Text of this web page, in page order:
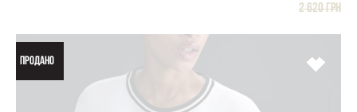
2 620 грн
ПРОДАНО